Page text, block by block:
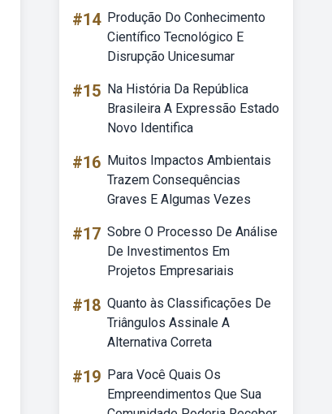
#14 Produção Do Conhecimento
Científico Tecnológico E
Disrupção Unicesumar
#15 Na História Da República
Brasileira A Expressão Estado
Novo Identifica
#16 Muitos Impactos Ambientais
Trazem Consequências
Graves E Algumas Vezes
#17 Sobre O Processo De Análise
De Investimentos Em
Projetos Empresariais
#18 Quanto às Classificações De
Triângulos Assinale A
Alternativa Correta
#19 Para Você Quais Os
Empreendimentos Que Sua